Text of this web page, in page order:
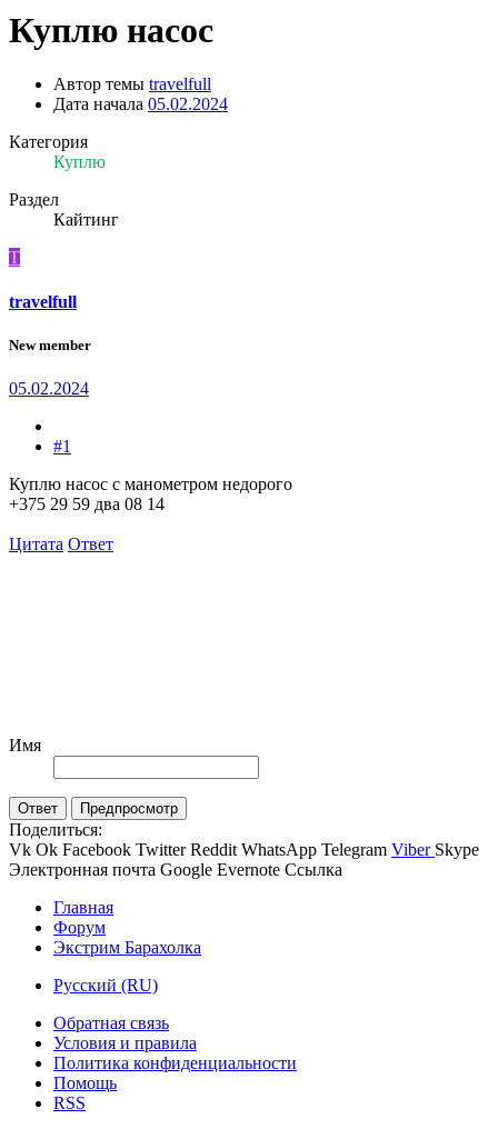
Куплю насос
Автор темы travelfull
Дата начала 05.02.2024
Категория
Куплю
Раздел
Кайтинг
T
travelfull
New member
05.02.2024
#1
Куплю насос с манометром недорого
+375 29 59 два 08 14
Цитата Ответ
Имя
Ответ Предпросмотр
Поделиться:
Vk Ok Facebook Twitter Reddit WhatsApp Telegram Viber Skype
Электронная почта Google Evernote Ссылка
Главная
Форум
Экстрим Барахолка
Русский (RU)
Обратная связь
Условия и правила
Политика конфиденциальности
Помощь
RSS